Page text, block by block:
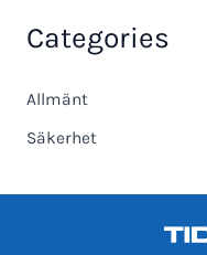
Categories
Allmänt
Säkerhet